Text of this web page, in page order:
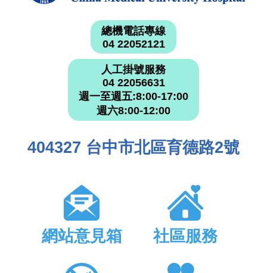
總機電話專線
04 22052121
人工掛號服務
04 22056631
週一至週五:8:00-17:00
週六8:00-12:00
404327 台中市北區育德路2號
網站意見箱 社區服務